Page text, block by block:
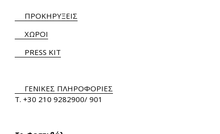
ΠΡΟΚΗΡΥΞΕΙΣ
ΧΩΡΟΙ
PRESS KIT
ΓΕΝΙΚΕΣ ΠΛΗΡΟΦΟΡΙΕΣ
Τ. +30 210 9282900/ 901